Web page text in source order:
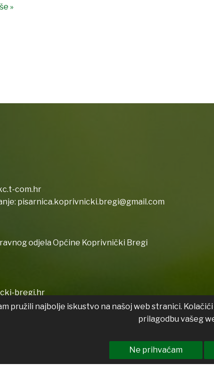
»
com.hr
pisarnica.koprivnicki.bregi@gmail.com
odjela Općine Koprivnički Bregi
bregi.hr
pružili najbolje iskustvo na našoj web stranici.
prilagodbu vašeg
Ne prihvaćam